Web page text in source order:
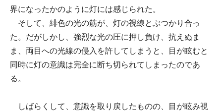
界になったかのように灯には感じられた。
そして、緋色の光の筋が、灯の視線とぶつかり合っ
た。だがしかし、強烈な光の圧に押し負け、抗えぬま
ま、両目への光線の侵入を許してしまうと、目が眩むと
同時に灯の意識は完全に断ち切られてしまったのであ
る。
しばらくして、意識を取り戻したものの、目が眩み視